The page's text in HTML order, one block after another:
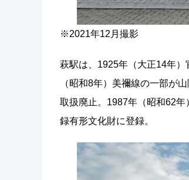
※2021年12月撮影
萩駅は、1925年（大正14年
（昭和8年）美禰線の一部が
取扱廃止。1987年（昭和62
録有形文化財に登録。